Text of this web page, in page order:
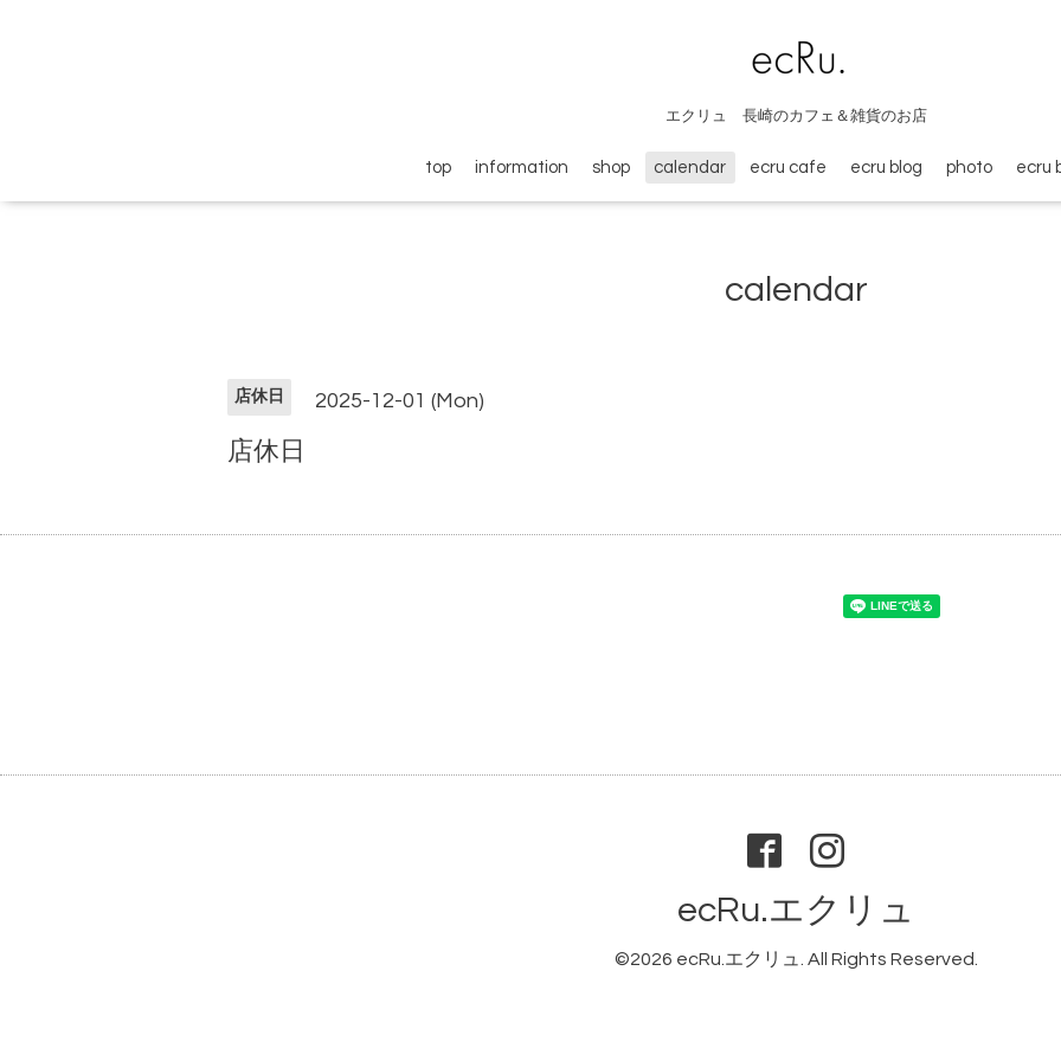
エクリュ 長崎のカフェ＆雑貨のお店
top information shop calendar ecru cafe ecru blog photo ecru
calendar
店休日 2025-12-01 (Mon)
店休日
ecRu.エクリュ
©2026 ecRu.エクリュ . All Rights Reserved.